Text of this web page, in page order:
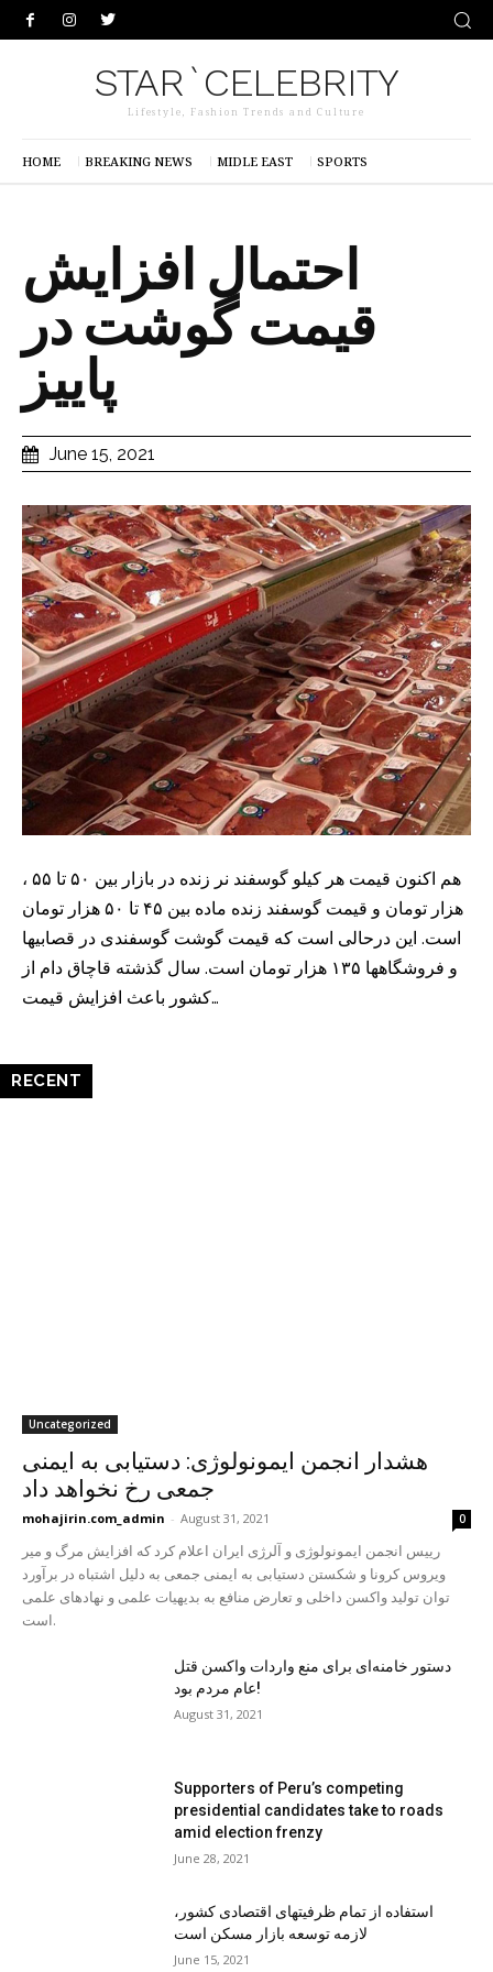
STAR`CELEBRITY
Lifestyle, Fashion Trends and Culture
HOME BREAKING NEWS MIDLE EAST SPORTS
احتمال افزایش
قیمت گوشت در
پاییز
June 15, 2021
، هم اکنون قیمت هر کیلو گوسفند نر زنده در بازار بین ۵۰ تا ۵۵
هزار تومان و قیمت گوسفند زنده ماده بین ۴۵ تا ۵۰ هزار تومان
است. این درحالی است که قیمت گوشت گوسفندی در قصابیها
و فروشگاهها ۱۳۵ هزار تومان است. سال گذشته قاچاق دام از
کشور باعث افزایش قیمت…
RECENT
Uncategorized
هشدار انجمن ایمونولوژی: دستیابی به ایمنی
جمعی رخ نخواهد داد
mohajirin.com_admin - August 31, 2021 0
رییس انجمن ایمونولوژی و آلرژی ایران اعلام کرد که افزایش مرگ و میر
ویروس کرونا و شكستن دستیابی به ایمنی جمعی به دلیل اشتباه در برآورد
توان تولید واکسن داخلی و تعارض منافع به بدیهیات علمی و نهادهای علمی
است.
دستور خامنه‌ای برای منع واردات واکسن قتل
عام مردم بود!
August 31, 2021
Supporters of Peru’s competing
presidential candidates take to roads
amid election frenzy
June 28, 2021
استفاده از تمام ظرفیتهای اقتصادی کشور،
لازمه توسعه بازار مسکن است
June 15, 2021